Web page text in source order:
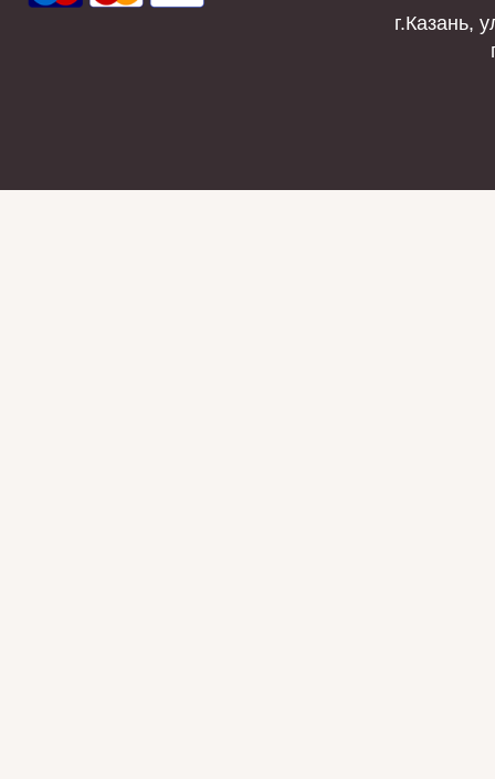
г.Казань,